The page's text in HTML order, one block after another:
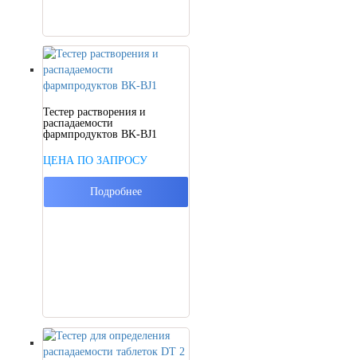
Тестер растворения и
распадаемости
фармпродуктов BK-BJ1
ЦЕНА ПО ЗАПРОСУ
Подробнее